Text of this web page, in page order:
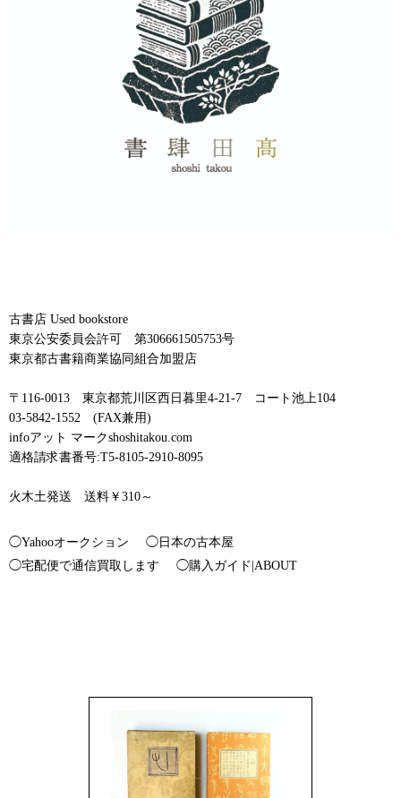
古書店 Used bookstore
東京公安委員会許可 第306661505753号
東京都古書籍商業協同組合加盟店
〒116-0013 東京都荒川区西日暮里4-21-7 コート池上104
03-5842-1552 (FAX兼用)
infoアット マークshoshitakou.com
適格請求書番号:T5-8105-2910-8095
火木土発送 送料￥310～
◯Yahooオークション
◯日本の古本屋
◯宅配便で通信買取します
◯購入ガイド|ABOUT